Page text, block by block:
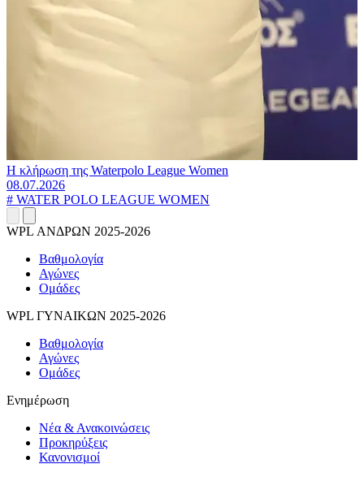
Η κλήρωση της Waterpolo League Women
08.07.2026
# WATER POLO LEAGUE WOMEN
WPL ΑΝΔΡΩΝ 2025-2026
Βαθμολογία
Αγώνες
Ομάδες
WPL ΓΥΝΑΙΚΩΝ 2025-2026
Βαθμολογία
Αγώνες
Ομάδες
Ενημέρωση
Νέα & Ανακοινώσεις
Προκηρύξεις
Κανονισμοί